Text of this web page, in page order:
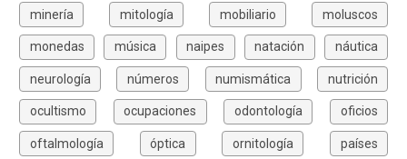
minería mitología mobiliario moluscos
monedas música naipes natación náutica
neurología números numismática nutrición
ocultismo ocupaciones odontología oficios
oftalmología óptica ornitología países